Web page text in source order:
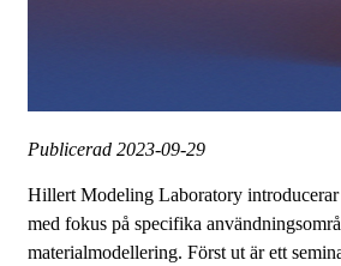
Publicerad 2023-09-29
Hillert Modeling Laboratory introducerar
med fokus på specifika
materialmodellering. Först ut är ett